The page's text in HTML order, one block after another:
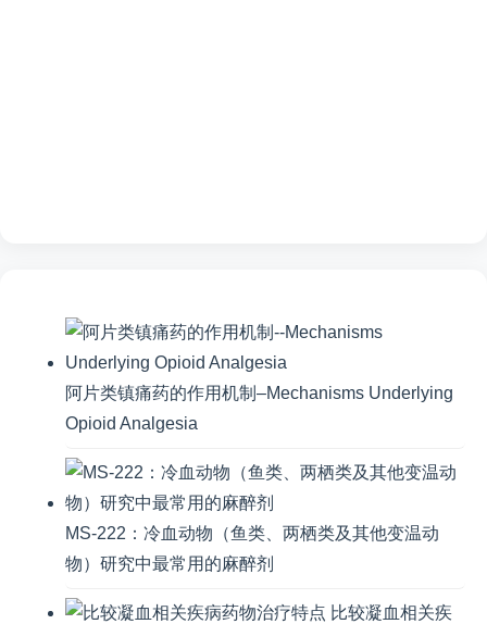
阿片类镇痛药的作用机制–Mechanisms Underlying
Opioid Analgesia
MS-222：冷血动物（鱼类、两栖类及其他变温动
物）研究中最常用的麻醉剂
比较凝血相关疾